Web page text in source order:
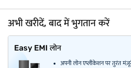
अभी खरीदें, बाद में भुगतान करें
Easy EMI लोन
अपनी लोन एप्लीकेशन पर तुरंत